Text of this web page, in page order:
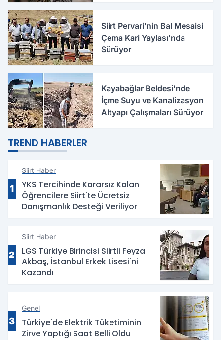
Siirt Pervari'nin Bal Mesaisi
Çema Kari Yaylası'nda
Sürüyor
Kayabağlar Beldesi'nde
İçme Suyu ve Kanalizasyon
Altyapı Çalışmaları Sürüyor
TREND HABERLER
1
Siirt Haber
YKS Tercihinde Kararsız Kalan
Öğrencilere Siirt'te Ücretsiz
Danışmanlık Desteği Veriliyor
2
Siirt Haber
LGS Türkiye Birincisi Siirtli Feyza
Akbaş, İstanbul Erkek Lisesi'ni
Kazandı
3
Genel
Türkiye'de Elektrik Tüketiminin
Zirve Yaptığı Saat Belli Oldu